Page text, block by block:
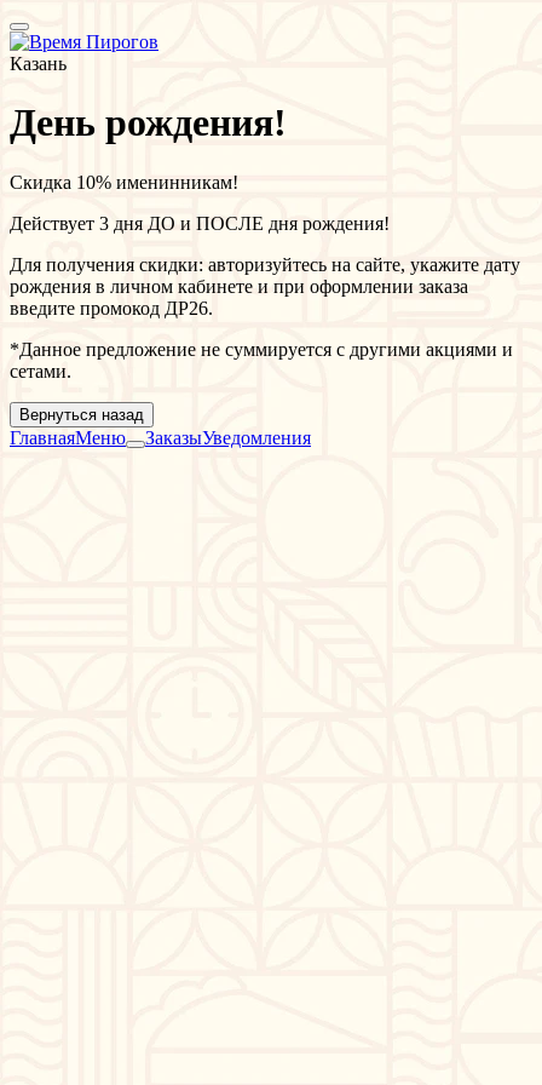
Казань
День рождения!
Скидка 10% именинникам!
Действует 3 дня ДО и ПОСЛЕ дня рождения!
Для получения скидки: авторизуйтесь на сайте, укажите дату
рождения в личном кабинете и при оформлении заказа
введите промокод ДР26.
*Данное предложение не суммируется с другими акциями и
сетами.
Вернуться назад
ГлавнаяМеню ЗаказыУведомления